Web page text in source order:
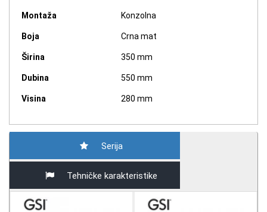
Montaža Konzolna
Boja Crna mat
Širina 350 mm
Dubina 550 mm
Visina 280 mm
Serija
Tehničke karakteristike